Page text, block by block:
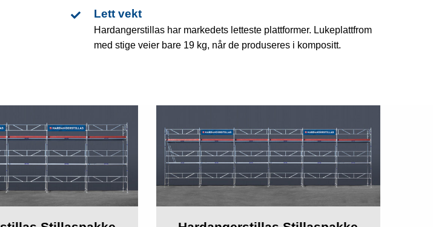
Lett vekt
Hardangerstillas har markedets letteste plattformer. Lukeplattfrom
med stige veier bare 19 kg, når de produseres i kompositt.